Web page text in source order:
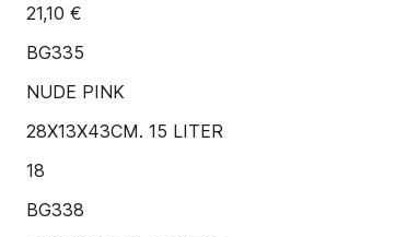
21,10 €
BG335
NUDE PINK
28X13X43CM. 15 LITER
18
BG338